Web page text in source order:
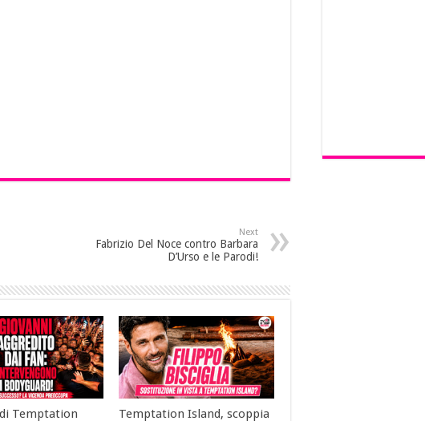
Next
Fabrizio Del Noce contro Barbara
D’Urso e le Parodi!
Temptation Temptation Island, scoppia